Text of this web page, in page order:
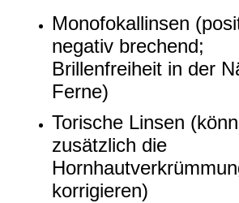
Monofokallinsen
negativ brechend;
Brillenfreiheit in der
Ferne)
Torische Linsen
zusätzlich die
korrigieren)